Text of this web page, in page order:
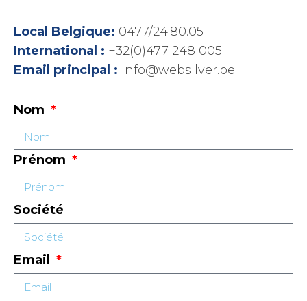
Local Belgique: 0477/24.80.05
International : +32(0)477 248 005
Email principal : info@websilver.be
Nom
Prénom
Société
Email